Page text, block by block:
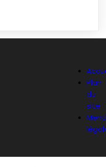
Plan
du
site